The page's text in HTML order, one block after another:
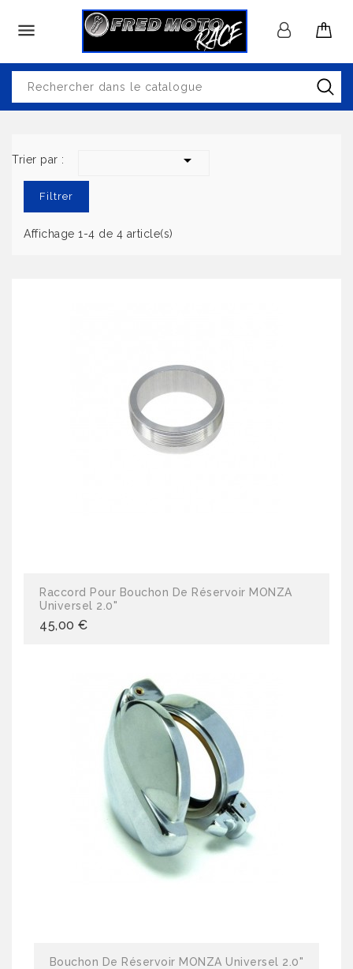

Trier par : 
Filtrer
Affichage 1-4 de 4 article(s)
Raccord Pour Bouchon De Réservoir MONZA
Universel 2.0"
45,00 €
Bouchon De Réservoir MONZA Universel 2.0"